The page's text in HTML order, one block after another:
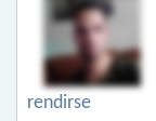
rendirse